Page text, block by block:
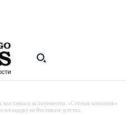
выставки и эксперименты: «Сетевая компания»
на Фестивале детства...